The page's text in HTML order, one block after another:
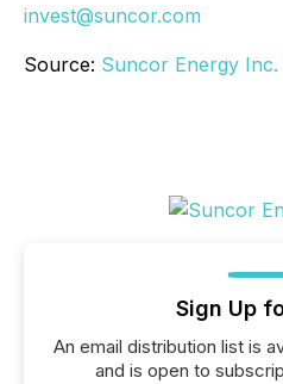
invest@suncor.com
Source: Suncor Energy Inc.
Sign Up
An email distribution list is
and is open to